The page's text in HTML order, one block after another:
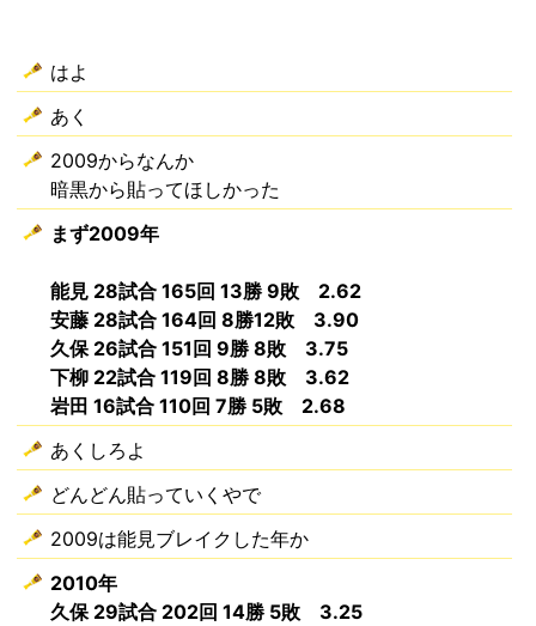
はよ
あく
2009からなんか
暗黒から貼ってほしかった
まず2009年
能見 28試合 165回 13勝 9敗 2.62
安藤 28試合 164回 8勝12敗 3.90
久保 26試合 151回 9勝 8敗 3.75
下柳 22試合 119回 8勝 8敗 3.62
岩田 16試合 110回 7勝 5敗 2.68
あくしろよ
どんどん貼っていくやで
2009は能見ブレイクした年か
2010年
久保 29試合 202回 14勝 5敗 3.25